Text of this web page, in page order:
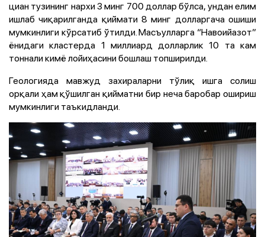
циан тузининг нархи 3 минг 700 доллар бўлса, ундан елим
ишлаб чиқарилганда қиймати 8 минг долларгача ошиши
мумкинлиги кўрсатиб ўтилди. Масъулларга “Навоийазот”
ёнидаги кластерда 1 миллиард долларлик 10 та кам
тоннали кимё лойиҳасини бошлаш топширилди.
Геологияда мавжуд захираларни тўлиқ ишга солиш
орқали ҳам қўшилган қийматни бир неча баробар ошириш
мумкинлиги таъкидланди.